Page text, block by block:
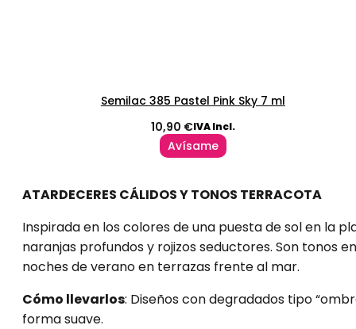
Semilac 385 Pastel Pink Sky 7 ml
10,90 €IVA Incl.
Avísame
ATARDECERES CÁLIDOS Y TONOS TERRACOTA
Inspirada en los colores de una puesta de sol en la
naranjas profundos y rojizos seductores. Son tonos
noches de verano en terrazas frente al mar.
Cómo llevarlos: Diseños con degradados tipo
forma suave.